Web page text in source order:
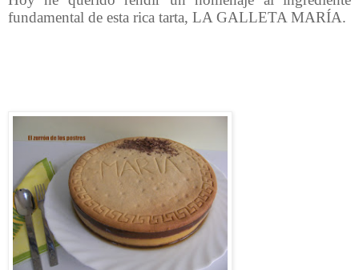
fundamental de esta rica tarta, LA GALLETA MARÍA.